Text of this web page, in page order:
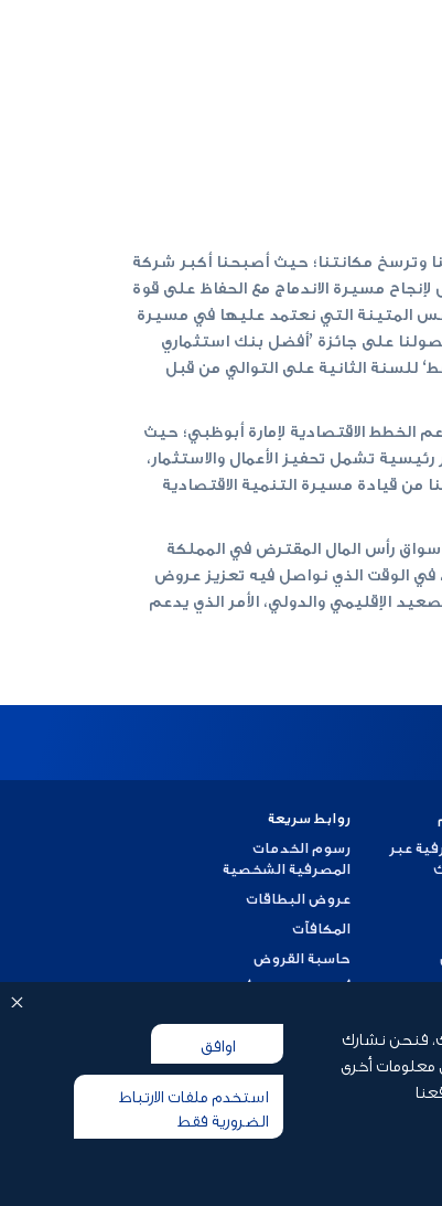
فنحن نشارك
معلومات أخرى
اوافق
استخدم ملفات الارتباط
الضرورية فقط
والتي تدعم نمو عملياتنا وترسخ مكانتنا؛ حيث أصبحنا أكبر شركة
مسيرة الاندماج مع الحفاظ على قوة
المتينة التي نعتمد عليها في مسيرة
حصولنا على جائزة ’أفضل بنك استثماري
للسنة الثانية على التوالي من قبل
الخطط الاقتصادية لإمارة أبوظبي؛ حيث
أبوظبي ضمن أربعة محاور رئيسية تشمل تحفيز الأعمال والاستثمار،
من قيادة مسيرة التنمية الاقتصادية
رأس المال المقترض في المملكة
في الوقت الذي نواصل فيه تعزيز عروض
الإقليمي والدولي، الأمر الذي يدعم
عبر
روابط سريعة
رسوم الخدمات
المصرفية الشخصية
عروض البطاقات
المكافآت
حاسبة القروض
أسعار العملات الأجنبية
وثيقة العميل
وثيقة العميل للتمويل
الإنتقال من إستخدام